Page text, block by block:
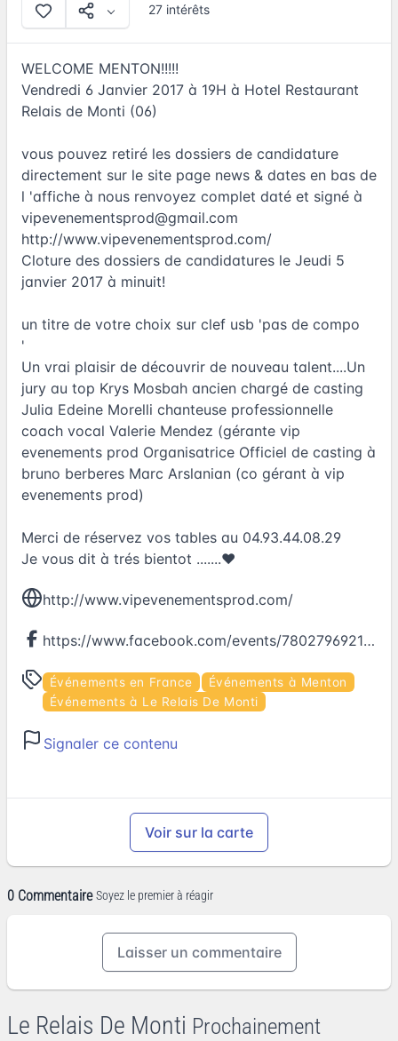
27 intérêts
WELCOME MENTON!!!!!
Vendredi 6 Janvier 2017 à 19H à Hotel Restaurant
Relais de Monti (06)
vous pouvez retiré les dossiers de candidature
directement sur le site page news & dates en bas de
l 'affiche à nous renvoyez complet daté et signé à
vipevenementsprod@gmail.com
http://www.vipevenementsprod.com/
Cloture des dossiers de candidatures le Jeudi 5
janvier 2017 à minuit!
un titre de votre choix sur clef usb 'pas de compo
'
Un vrai plaisir de découvrir de nouveau talent....Un
jury au top Krys Mosbah ancien chargé de casting
Julia Edeine Morelli chanteuse professionnelle
coach vocal Valerie Mendez (gérante vip
evenements prod Organisatrice Officiel de casting à
bruno berberes Marc Arslanian (co gérant à vip
evenements prod)
Merci de réservez vos tables au 04.93.44.08.29
Je vous dit à trés bientot .......♥
http://www.vipevenementsprod.com/
https://www.facebook.com/events/780279692122592
Événements en France
Événements à Menton
Événements à Le Relais De Monti
Signaler ce contenu
Voir sur la carte
0 Commentaire Soyez le premier à réagir
Laisser un commentaire
Le Relais De Monti Prochainement